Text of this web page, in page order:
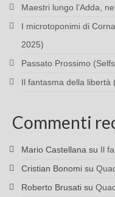
Maestri lungo l’Adda,
I microtoponimi di
2025)
Passato Prossimo
Il fantasma della libertà
Commenti
Mario Castellana su Il
Cristian Bonomi su
Roberto Brusati su